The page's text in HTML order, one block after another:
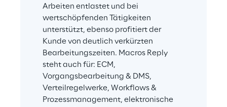
Arbeiten entlastet und bei
wertschöpfenden Tätigkeiten
unterstützt, ebenso profitiert der
Kunde von deutlich verkürzten
Bearbeitungszeiten. Macros Reply
steht auch für: ECM,
Vorgangsbearbeitung & DMS,
Verteilregelwerke, Workflows &
Prozessmanagement, elektronische